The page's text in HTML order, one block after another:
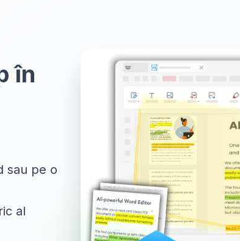
în
sau pe o
al